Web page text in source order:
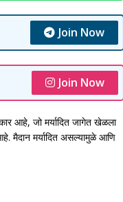
Join Now
Join Now
आहे, जो मर्यादित जागेत खेळला
मैदान मर्यादित असल्यामुळे आणि